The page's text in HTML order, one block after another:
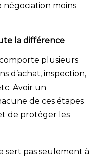
négociation moins
la différence
plusieurs
d’achat, inspection,
Avoir un
de ces étapes
de protéger les
sert pas seulement à